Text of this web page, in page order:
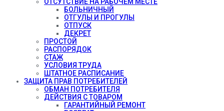
БОЛЬНИЧНЫЙ
ОТГУЛЫ И ПРОГУЛЫ
ОТПУСК
ДЕКРЕТ
ПРОСТОЙ
РАСПОРЯДОК
СТАЖ
УСЛОВИЯ ТРУДА
ШТАТНОЕ РАСПИСАНИЕ
ЗАЩИТА ПРАВ ПОТРЕБИТЕЛЕЙ
ОБМАН ПОТРЕБИТЕЛЯ
ДЕЙСТВИЯ С ТОВАРОМ
ГАРАНТИЙНЫЙ РЕМОНТ